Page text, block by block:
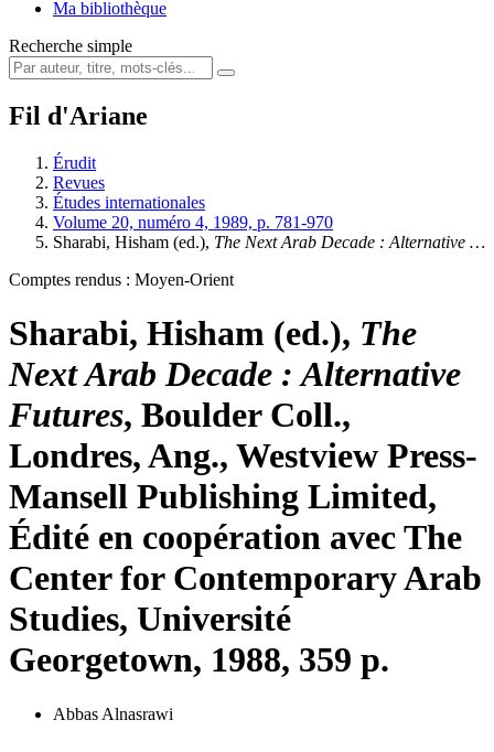
Ma bibliothèque
Recherche simple
Fil d'Ariane
Érudit
Revues
Études internationales
Volume 20, numéro 4, 1989, p. 781-970
Sharabi, Hisham (ed.), The Next Arab Decade : Alternative …
Comptes rendus : Moyen-Orient
Sharabi, Hisham (ed.), The
Next Arab Decade : Alternative
Futures, Boulder Coll.,
Londres, Ang., Westview Press-
Mansell Publishing Limited,
Édité en coopération avec The
Center for Contemporary Arab
Studies, Université
Georgetown, 1988, 359 p.
Abbas Alnasrawi